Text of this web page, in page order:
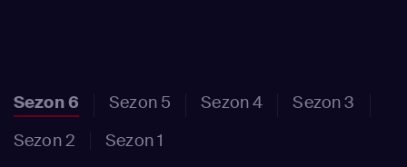
Sezon 6 Sezon 5 Sezon 4
Sezon 3
Sezon 2
Sezon 1